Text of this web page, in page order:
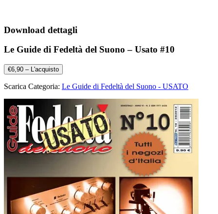
Download dettagli
Le Guide di Fedeltà del Suono – Usato #10
€6,90 – L'acquisto
Scarica Categoria: Le Guide di Fedeltà del Suono - USATO